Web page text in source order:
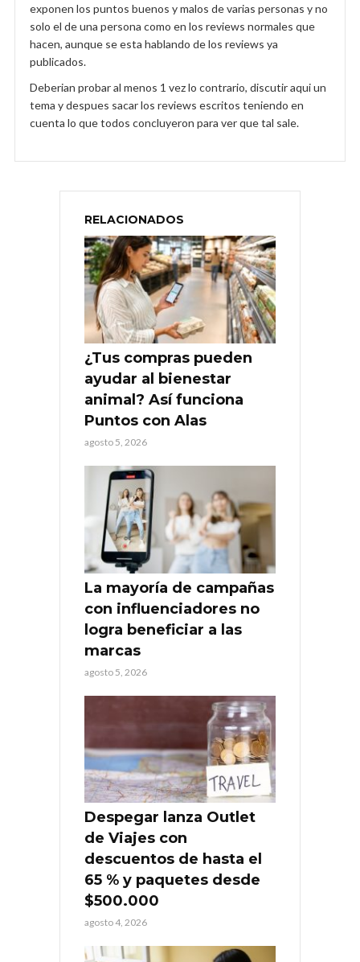
exponen los puntos buenos y malos de varias personas y no
solo el de una persona como en los reviews normales que
hacen, aunque se esta hablando de los reviews ya
publicados.
Deberian probar al menos 1 vez lo contrario, discutir aqui un
tema y despues sacar los reviews escritos teniendo en
cuenta lo que todos concluyeron para ver que tal sale.
RELACIONADOS
¿Tus compras pueden
ayudar al bienestar
animal? Así funciona
Puntos con Alas
agosto 5, 2026
La mayoría de campañas
con influenciadores no
logra beneficiar a las
marcas
agosto 5, 2026
Despegar lanza Outlet
de Viajes con
descuentos de hasta el
65 % y paquetes desde
$500.000
agosto 4, 2026